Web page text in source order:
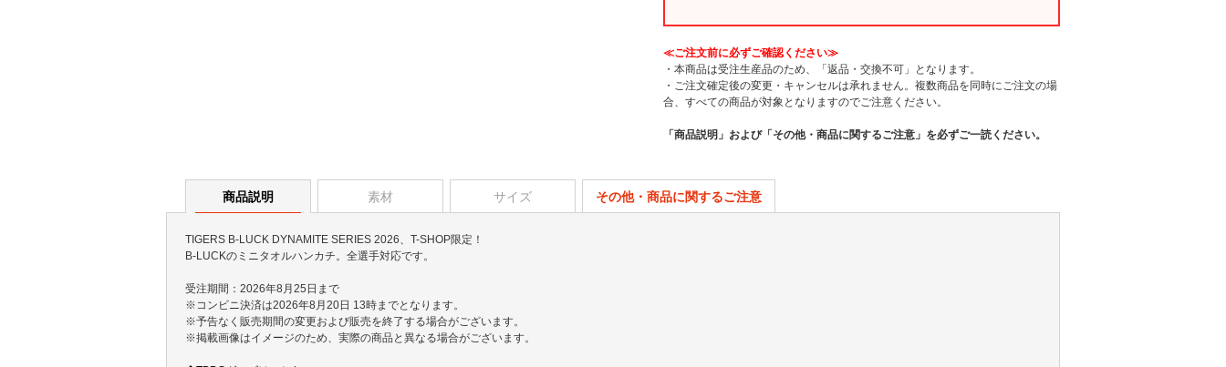
≪ご注文前に必ずご確認ください≫
・本商品は受注生産品のため、「返品・交換不可」となります。
・ご注文確定後の変更・キャンセルは承れません。複数商品を同時にご注文の場
合、すべての商品が対象となりますのでご注意ください。
「商品説明」および「その他・商品に関するご注意」を必ずご一読ください。
商品説明 素材 サイズ その他・商品に関するご注意
TIGERS B-LUCK DYNAMITE SERIES 2026、T-SHOP限定！
B-LUCKのミニタオルハンカチ。全選手対応です。
受注期間：2026年8月25日まで
※コンビニ決済は2026年8月20日 13時までとなります。
※予告なく販売期間の変更および販売を終了する場合がございます。
※掲載画像はイメージのため、実際の商品と異なる場合がございます。